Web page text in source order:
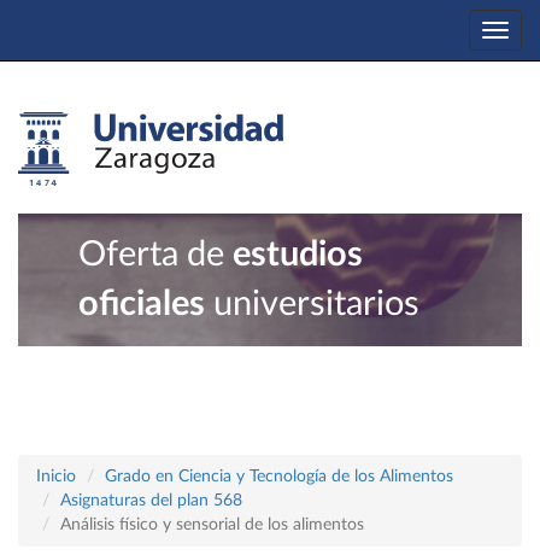
Oferta de estudios
oficiales universitarios
Inicio
Grado en Ciencia y Tecnología de los Alimentos
Asignaturas del plan 568
Análisis físico y sensorial de los alimentos